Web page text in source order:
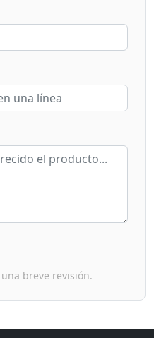
breve revisión.